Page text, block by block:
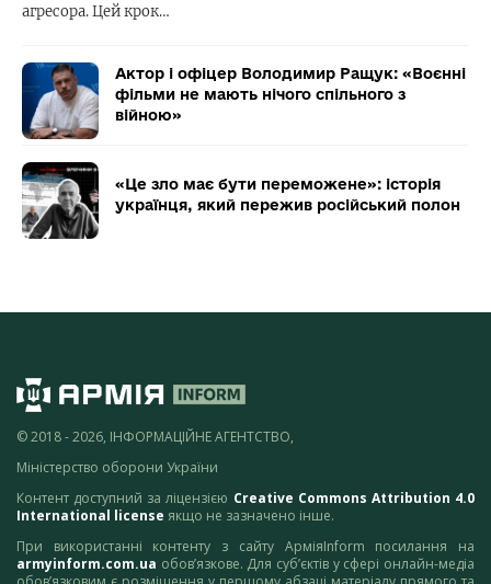
агресора. Цей крок…
Актор і офіцер Володимир Ращук: «Воєнні
фільми не мають нічого спільного з
війною»
«Це зло має бути переможене»: історія
українця, який пережив російський полон
© 2018 - 2026, ІНФОРМАЦІЙНЕ АГЕНТСТВО,
Міністерство оборони України
Контент доступний за ліцензією Creative Commons Attribution 4.0
International license якщо не зазначено інше.
При використанні контенту з сайту АрміяInform посилання на
armyinform.com.ua обов’язкове. Для суб’єктів у сфері онлайн-медіа